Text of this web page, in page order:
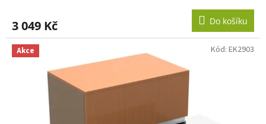
3 049 Kč Do košíku
Akce Kód: EK2903